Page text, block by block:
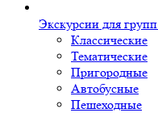
Экскурсии для групп
Классические
Тематические
Пригородные
Автобусные
Пешеходные